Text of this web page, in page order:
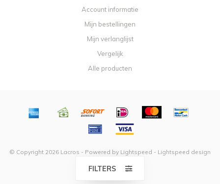
Account informatie
Mijn bestellingen
Mijn verlanglijst
Vergelijk
Alle producten
© Copyright 2026 Lacros - Powered by Lightspeed - Lightspeed design
byDyvelopment
FILTERS